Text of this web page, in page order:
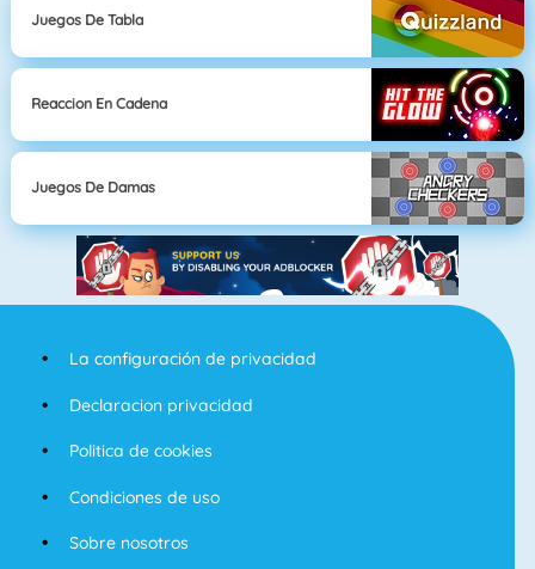
Juegos De Tabla
Reaccion En Cadena
Juegos De Damas
La configuración de privacidad
Declaracion privacidad
Politica de cookies
Condiciones de uso
Sobre nosotros